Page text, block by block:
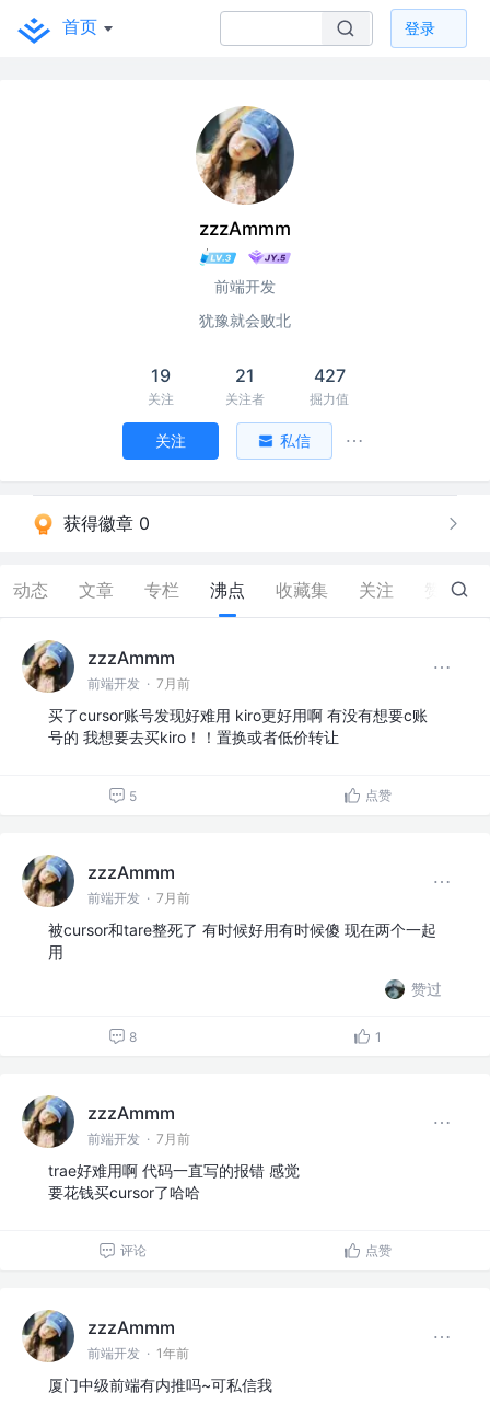
首页 登录
zzzAmmm
前端开发
犹豫就会败北
19
关注
21
关注者
427
掘力值
关注 私信
获得徽章 0
动态 文章 专栏 沸点 收藏集 关注 147
zzzAmmm
前端开发 · 7月前
买了cursor账号发现好难用 kiro更好用啊 有没有想要c账
号的 我想要去买kiro！！置换或者低价转让
5 点赞
zzzAmmm
前端开发 · 7月前
被cursor和tare整死了 有时候好用有时候傻 现在两个一起
用
赞过
8 1
zzzAmmm
前端开发 · 7月前
trae好难用啊 代码一直写的报错 感觉
要花钱买cursor了哈哈
评论 点赞
zzzAmmm
前端开发 · 1年前
厦门中级前端有内推吗~可私信我